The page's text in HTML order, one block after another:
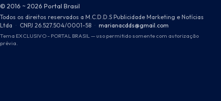
© 2016 ~ 2026 Portal Brasil
Todos os direitos reservados a M.C.D.D.S Publicidade Marketing e Notícias
Ltda · CNPJ 26.527.504/0001-58 · marianacdds@gmail.com
Tema EXCLUSIVO - PORTAL BRASIL — uso permitido somente com autorização
prévia.